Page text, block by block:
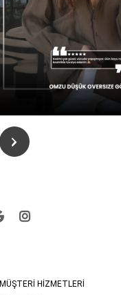
MÜŞTERİ HİZMETLERİ